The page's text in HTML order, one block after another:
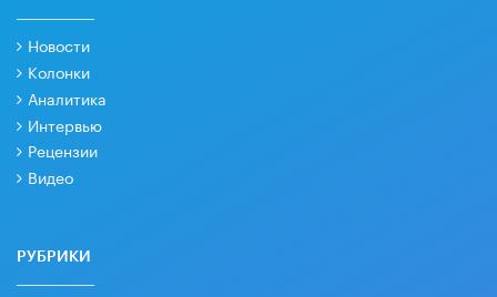
Новости
Колонки
Аналитика
Интервью
Рецензии
Видео
РУБРИКИ